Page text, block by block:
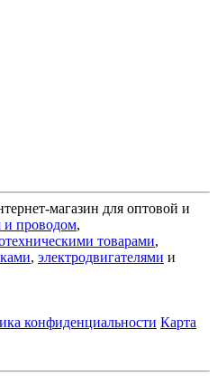
магазин для оптовой и
и проводом,
товарами,
, электродвигателями и
конфиденциальности Карта